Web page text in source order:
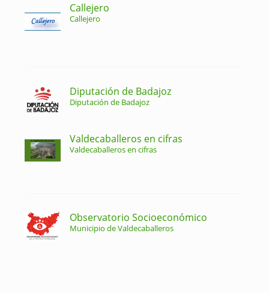
Callejero
Callejero
Diputación de Badajoz
Diputación de Badajoz
Valdecaballeros en cifras
Valdecaballeros en cifras
Observatorio Socioeconómico
Municipio de Valdecaballeros